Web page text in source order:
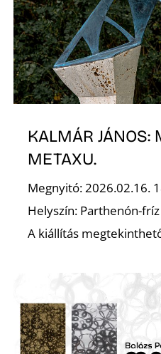
KALMÁR
METAXU.
Megnyitó: 2026.02.16.
Helyszín: Parthenón-
A kiállítás